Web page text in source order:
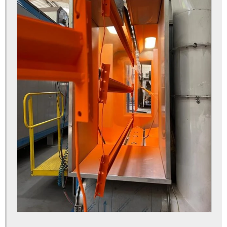
Orçamento de cromagem em peças industriais
Orçamento de cromagem em peças plásticas industriais
Orçamento de metalização a vácuo
Orçamento de metalização a vácuo para peças
Orçamento de pintura eletrostática a pó para metais
Orçamento de pintura eletrostática para empresa
Orçamento de pintura epóxi para indústria
Orçamento de pintura para metais industriais
Pintura a pó para metais industriais
Pintura eletrostática a pó
Pintura eletrostática a pó em alumínio
Pintura eletrostática a pó em sc